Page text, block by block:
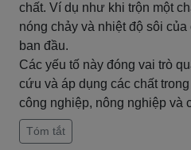
chất. Ví dụ như khi trộn một
nóng chảy và nhiệt độ sôi
ban đầu.
Các yếu tố này đóng vai trò
cứu và áp dụng các chất
công nghiệp, nông nghiệp và
Tóm tắt